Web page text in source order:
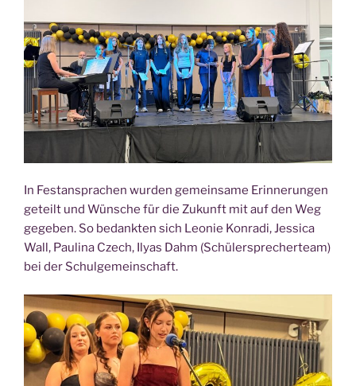
In Fest­an­spra­chen wur­den gemein­sa­me Erin­ne­run­gen
geteilt und Wün­sche für die Zukunft mit auf den Weg
gege­ben. So bedank­ten sich Leo­nie Kon­ra­di, Jes­si­ca
Wall, Pau­li­na Czech, Ily­as Dahm (Schü­ler­spre­cher­team)
bei der Schulgemeinschaft.